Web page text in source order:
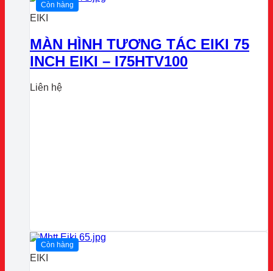
Còn hàng
EIKI
MÀN HÌNH TƯƠNG TÁC EIKI 75
INCH EIKI – I75HTV100
Liên hệ
Còn hàng
EIKI